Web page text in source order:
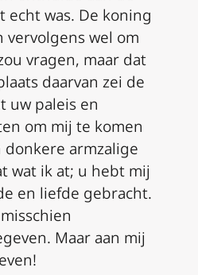
echt was. De koning
vervolgens wel om
vragen, maar dat
daarvan zei de
uw paleis en
om mij te komen
armzalige
wat ik at; u hebt mij
en liefde gebracht.
Maar aan mij